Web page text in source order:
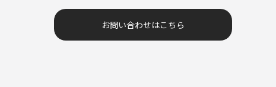
お問い合わせはこちら